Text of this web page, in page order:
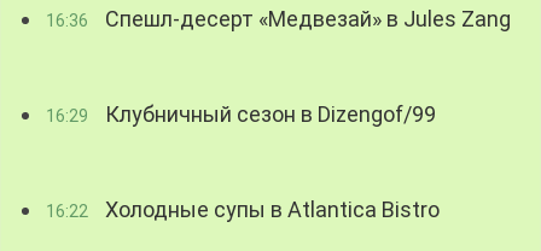
16:36 Спешл-десерт «Медвезай» в Jules Zang
16:29 Клубничный сезон в Dizengof/99
16:22 Холодные супы в Atlantica Bistro